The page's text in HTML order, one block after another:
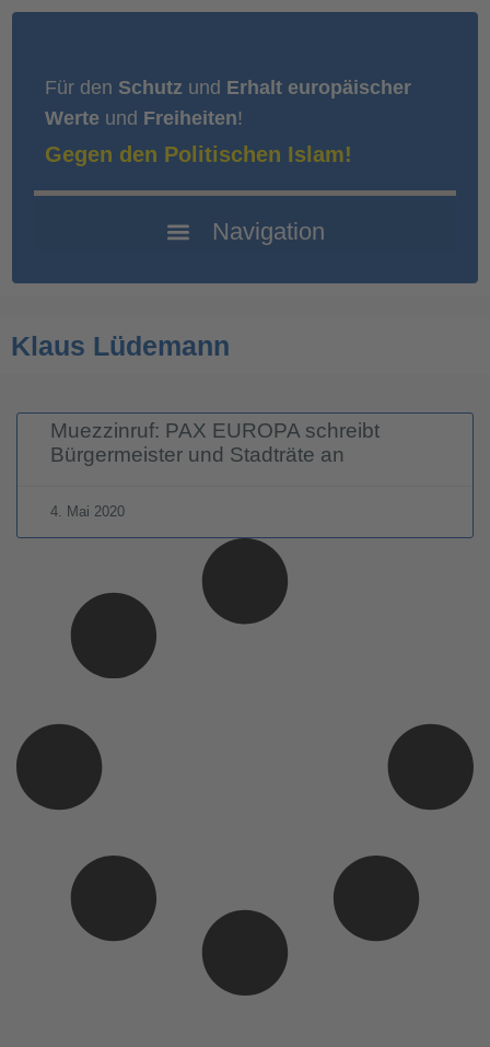
Für den Schutz und Erhalt europäischer
Werte und Freiheiten!
Gegen den Politischen Islam!
Klaus Lüdemann
Muezzinruf: PAX EUROPA schreibt
Bürgermeister und Stadträte an
4. Mai 2020